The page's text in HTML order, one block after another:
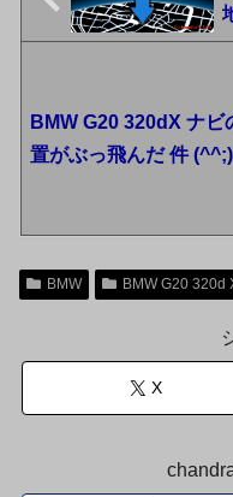
BMW G20 320dX ナビ
置がぶっ飛んだ 件 (^^;)
BMW BMW G20 320d
X